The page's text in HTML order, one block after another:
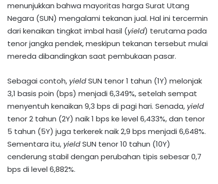
menunjukkan bahwa mayoritas harga Surat Utang
Negara (SUN) mengalami tekanan jual. Hal ini tercermin
dari kenaikan tingkat imbal hasil (yield) terutama pada
tenor jangka pendek, meskipun tekanan tersebut mulai
mereda dibandingkan saat pembukaan pasar.
Sebagai contoh, yieldSUN tenor 1 tahun (1Y) melonjak
3,1 basis poin (bps) menjadi 6,349%, setelah sempat
menyentuh kenaikan 9,3 bps di pagi hari. Senada, yield
tenor 2 tahun (2Y) naik 1 bps ke level 6,433%, dan tenor
5 tahun (5Y) juga terkerek naik 2,9 bps menjadi 6,648%.
Sementara itu, yieldSUN tenor 10 tahun (10Y)
cenderung stabil dengan perubahan tipis sebesar 0,7
bps di level 6,882%.